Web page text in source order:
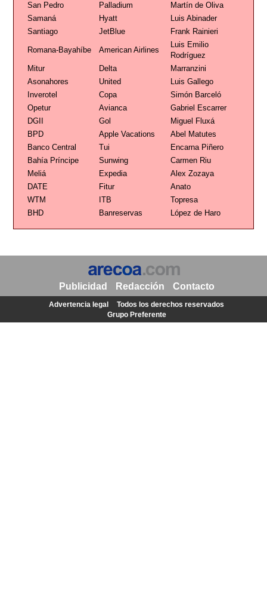
San Pedro
Palladium
Martín de Oliva
Samaná
Hyatt
Luis Abinader
Santiago
JetBlue Frank Rainieri
Romana-Bayahíbe American Airlines
Luis Emilio
Rodríguez
Mitur
Delta
Marranzini
Asonahores
United
Luis Gallego
Inverotel
Copa
Simón Barceló
Opetur
Avianca
Gabriel Escarrer
DGII
Gol
Miguel Fluxá
BPD
Apple Vacations
Abel Matutes
Banco Central
Tui
Encarna Piñero
Bahía Príncipe
Sunwing
Carmen Riu
Meliá
Expedia
Alex Zozaya
DATE
Fitur
Anato
WTM
ITB
Topresa
BHD
Banreservas López de Haro
Publicidad Redacción Contacto
Advertencia legal
Todos los derechos reservados
Grupo Preferente